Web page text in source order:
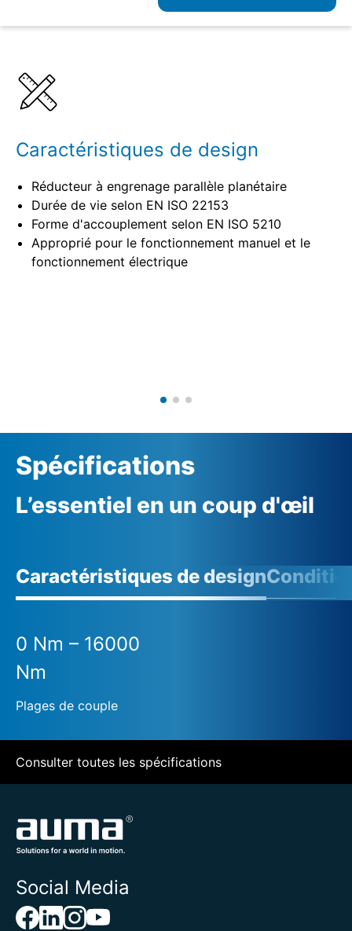
Caractéristiques de design
Réducteur à engrenage parallèle planétaire
Durée de vie selon EN ISO 22153
Forme d'accouplement selon EN ISO 5210
Approprié pour le fonctionnement manuel et le
fonctionnement électrique
Spécifications
L’essentiel en un coup d'œil
Caractéristiques de design
0 Nm – 16000
Nm
Plages de couple
Consulter toutes les spécifications
Social Media